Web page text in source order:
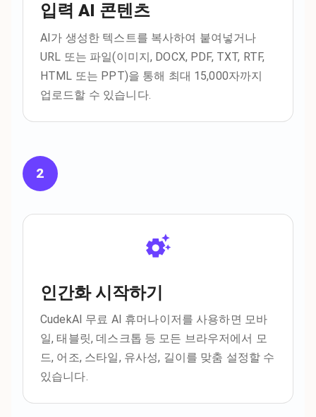
입력 AI 콘텐츠
AI가 생성한 텍스트를 복사하여 붙여넣거나
URL 또는 파일(이미지, DOCX, PDF, TXT, RTF,
HTML 또는 PPT)을 통해 최대 15,000자까지
업로드할 수 있습니다.
2
인간화 시작하기
CudekAI 무료 AI 휴머나이저를 사용하면 모바
일, 태블릿, 데스크톱 등 모든 브라우저에서 모
드, 어조, 스타일, 유사성, 길이를 맞춤 설정할 수
있습니다.